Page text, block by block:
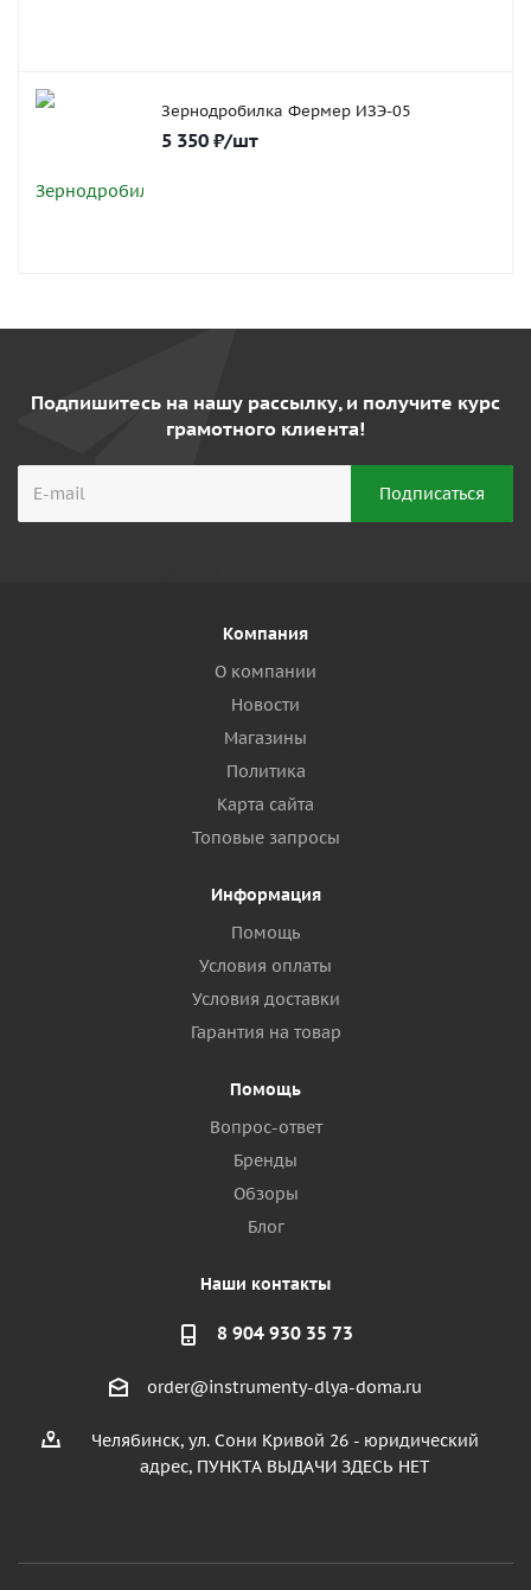
Зернодробилка Фермер ИЗЭ-05
5 350 ₽/шт
Подпишитесь на нашу рассылку, и получите курс
грамотного клиента!
Компания
О компании
Новости
Магазины
Политика
Карта сайта
Топовые запросы
Информация
Помощь
Условия оплаты
Условия доставки
Гарантия на товар
Помощь
Вопрос-ответ
Бренды
Обзоры
Блог
Наши контакты
8 904 930 35 73
order@instrumenty-dlya-doma.ru
Челябинск, ул. Сони Кривой 26 - юридический
адрес, ПУНКТА ВЫДАЧИ ЗДЕСЬ НЕТ